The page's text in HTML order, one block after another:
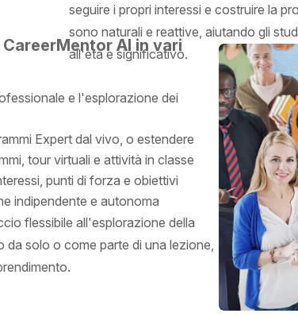
seguire i propri interessi e costruire la
sono naturali e reattive, aiutando gli
all'età e significativo.
AI in vari
e l'esplorazione dei
Expert dal vivo, o estendere
tour virtuali e attività in classe
punti di forza e obiettivi
indipendente e autonoma
flessibile all'esplorazione della
solo o come parte di una lezione,